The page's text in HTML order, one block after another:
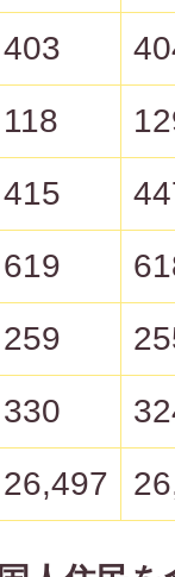
403
118
415
619
259
330
26,497